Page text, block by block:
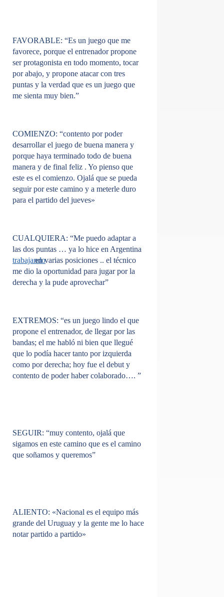
FAVORABLE: “Es un juego que me
favorece, porque el entrenador propone
ser protagonista en todo momento, tocar
por abajo, y propone atacar con tres
puntas y la verdad que es un juego que
me sienta muy bien.”
COMIENZO: “contento por poder
desarrollar el juego de buena manera y
porque haya terminado todo de buena
manera y de final feliz . Yo pienso que
este es el comienzo. Ojalá que se pueda
seguir por este camino y a meterle duro
para el partido del jueves»
CUALQUIERA: “Me puedo adaptar a
las dos puntas … ya lo hice en Argentina
trabajandoen varias posiciones .. el técnico
me dio la oportunidad para jugar por la
derecha y la pude aprovechar”
EXTREMOS: “es un juego lindo el que
propone el entrenador, de llegar por las
bandas; el me habló ni bien que llegué
que lo podía hacer tanto por izquierda
como por derecha; hoy fue el debut y
contento de poder haber colaborado…. ”
SEGUIR: “muy contento, ojalá que
sigamos en este camino que es el camino
que soñamos y queremos”
ALIENTO: «Nacional es el equipo más
grande del Uruguay y la gente me lo hace
notar partido a partido»